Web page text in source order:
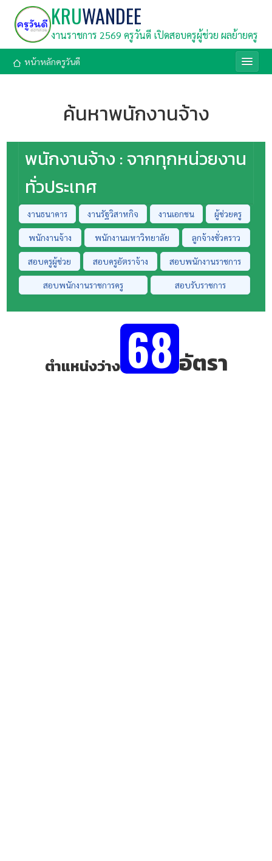
KRUWANDEE
งานราชการ 2569 ครูวันดี เปิดสอบครูผู้ช่วย ผลย้ายครู
หน้าหลักครูวันดี
ค้นหาพนักงานจ้าง
พนักงานจ้าง : จากทุกหน่วยงาน
ทั่วประเทศ
งานธนาคาร งานรัฐวิสาหกิจ งานเอกชน ผู้ช่วยครู
พนักงานจ้าง พนักงานมหาวิทยาลัย ลูกจ้างชั่วคราว
สอบครูผู้ช่วย สอบครูอัตราจ้าง สอบพนักงานราชการ
สอบพนักงานราชการครู สอบรับราชการ
ตำแหน่งว่าง 68 อัตรา